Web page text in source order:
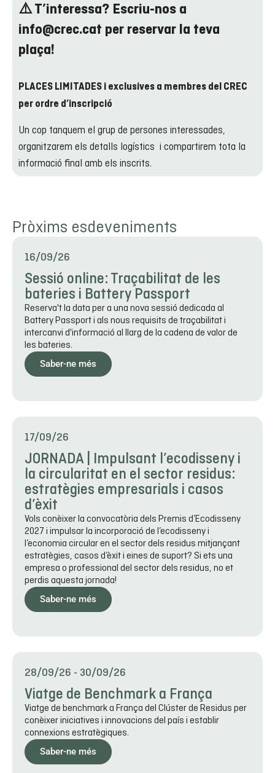
⚠️ T’interessa? Escriu-nos a
info@crec.cat per reservar la teva
plaça!
PLACES LIMITADES i exclusives a membres del CREC
per ordre d’inscripció
Un cop tanquem el grup de persones interessades,
organitzarem els detalls logístics i compartirem tota la
informació final amb els inscrits.
Pròxims esdeveniments
16/09/26
Sessió online: Traçabilitat de les
bateries i Battery Passport
Reserva't la data per a una nova sessió dedicada al
Battery Passport i als nous requisits de traçabilitat i
intercanvi d'informació al llarg de la cadena de valor de
les bateries.
Saber-ne més
17/09/26
JORNADA | Impulsant l’ecodisseny i
la circularitat en el sector residus:
estratègies empresarials i casos
d’èxit
Vols conèixer la convocatòria dels Premis d’Ecodisseny
2027 i impulsar la incorporació de l’ecodisseny i
l’economia circular en el sector dels residus mitjançant
estratègies, casos d’èxit i eines de suport? Si ets una
empresa o professional del sector dels residus, no et
perdis aquesta jornada!
Saber-ne més
28/09/26 - 30/09/26
Viatge de Benchmark a França
Viatge de benchmark a França del Clúster de Residus per
conèixer iniciatives i innovacions del país i establir
connexions estratègiques.
Saber-ne més